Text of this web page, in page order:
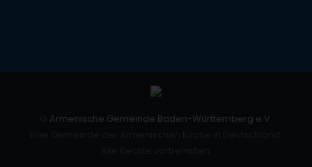
Armenische Gemeinde Baden-Württemberg e.V.